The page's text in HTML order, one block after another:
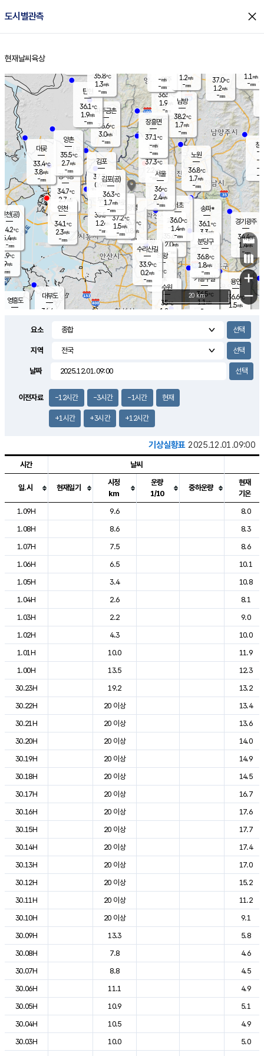
도시별관측 close
홈
현재날씨 육상
의도
℃
m/s
mm
영흥도
양주
36.5℃
1.9
-mm
과천
35.6℃
2.0m/s
- mm
용인
36.6℃
1.5m/s
경기광주
34.4℃
1.4m/s
-mm
2.3m/s
대부도
34.4
경서동
34.7℃
2.7 m/s
-mm
파주금촌
36.6℃
3.0m/s
-mm
37.0℃
1.2m/s
-mm
대곶
33.4℃
3.8m/s
-mm
창
-
-m/
-
탄현
36.1℃
1.9m/s
-mm
1.1 m/s
-mm
의왕
- ℃
m/s
mm
김포
37.3℃
0.9 m/s
mm
광명
36.7 ℃
0.8 m/s
-mm
부천
35.5℃
1.2m/s
-mm
양촌
35.5℃
2.7m/s
-mm
구로
37.2℃
1.5m/s
-mm
은평
37.3℃
2.2 m/s
- mm
노원
36.8℃
1.7m/s
-mm
송파*
36.1℃
3.3m/s
-mm
서초
36.0℃
1.4m/s
-mm
남방
38.2℃
1.7m/s
-mm
기흥구갈
36.5℃
1.1m/s
-
수리산길
33.9℃
0.2m/s
-mm
분당구
36.8℃
1.8m/s
-mm
장흥면
37.1℃
-m/s
-mm
-m/s
-mm
인천(공)
34.2℃
5.4m/s
-mm
김포(공)
36.3℃
1.7m/s
-mm
수원
35℃
1.2 m/s
인천
34.1℃
2.3m/s
-mm
서울
36℃
2.4m/s
-mm
35.8℃
1.3m/s
-mm
1.2m/s
-mm
+
−
20 km
요소
지역
날짜
이전자료 -12시간 -3시간 -1시간 현재
+1시간 +3시간 +12시간
기상실황표 2025.12.01.09:00
도시별 기상실황표로 지점, 날씨, 기온, 강수, 바람, 기압등을 안내한 표입
시간 날씨
일.시 현재일기
시정
km
운량
1/10
중하운량
현재
기온
1.09H
9.6
8.0
1.08H
8.6
8.3
1.07H
7.5
8.6
1.06H
6.5
10.1
1.05H
3.4
10.8
1.04H
2.6
8.1
1.03H
2.2
9.0
1.02H
4.3
10.0
1.01H
10.0
11.9
1.00H
13.5
12.3
30.23H
19.2
13.2
30.22H
20 이상
13.4
30.21H
20 이상
13.6
30.20H
20 이상
14.0
30.19H
20 이상
14.9
30.18H
20 이상
14.5
30.17H
20 이상
16.7
30.16H
20 이상
17.6
30.15H
20 이상
17.7
30.14H
20 이상
17.4
30.13H
20 이상
17.0
30.12H
20 이상
15.2
30.11H
20 이상
11.2
30.10H
20 이상
9.1
30.09H
13.3
5.8
30.08H
7.8
4.6
30.07H
8.8
4.5
30.06H
11.1
4.9
30.05H
10.9
5.1
30.04H
10.5
4.9
30.03H
10.0
5.0